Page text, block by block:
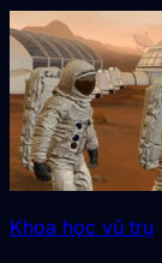
Khoa học vũ trụ